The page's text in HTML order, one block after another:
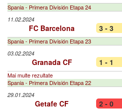
Spania - Primera División Etapa 24
11.02.2024
FC Barcelona 3 - 3
Spania - Primera División Etapa 23
03.02.2024
Granada CF 1 - 1
Mai multe rezultate
Spania - Primera División Etapa 22
29.01.2024
Getafe CF 2 - 0